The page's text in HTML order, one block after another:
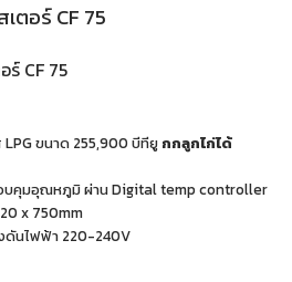
ตอร์ CF 75
ร์ CF 75
ขนาด 255,900 บีทียู กกลูกไก่ได้
บคุมอุณหภูมิ ผ่าน Digital temp controller
x 750mm
ดันไฟฟ้า 220-240V